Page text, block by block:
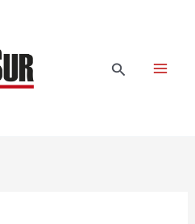
Buscar